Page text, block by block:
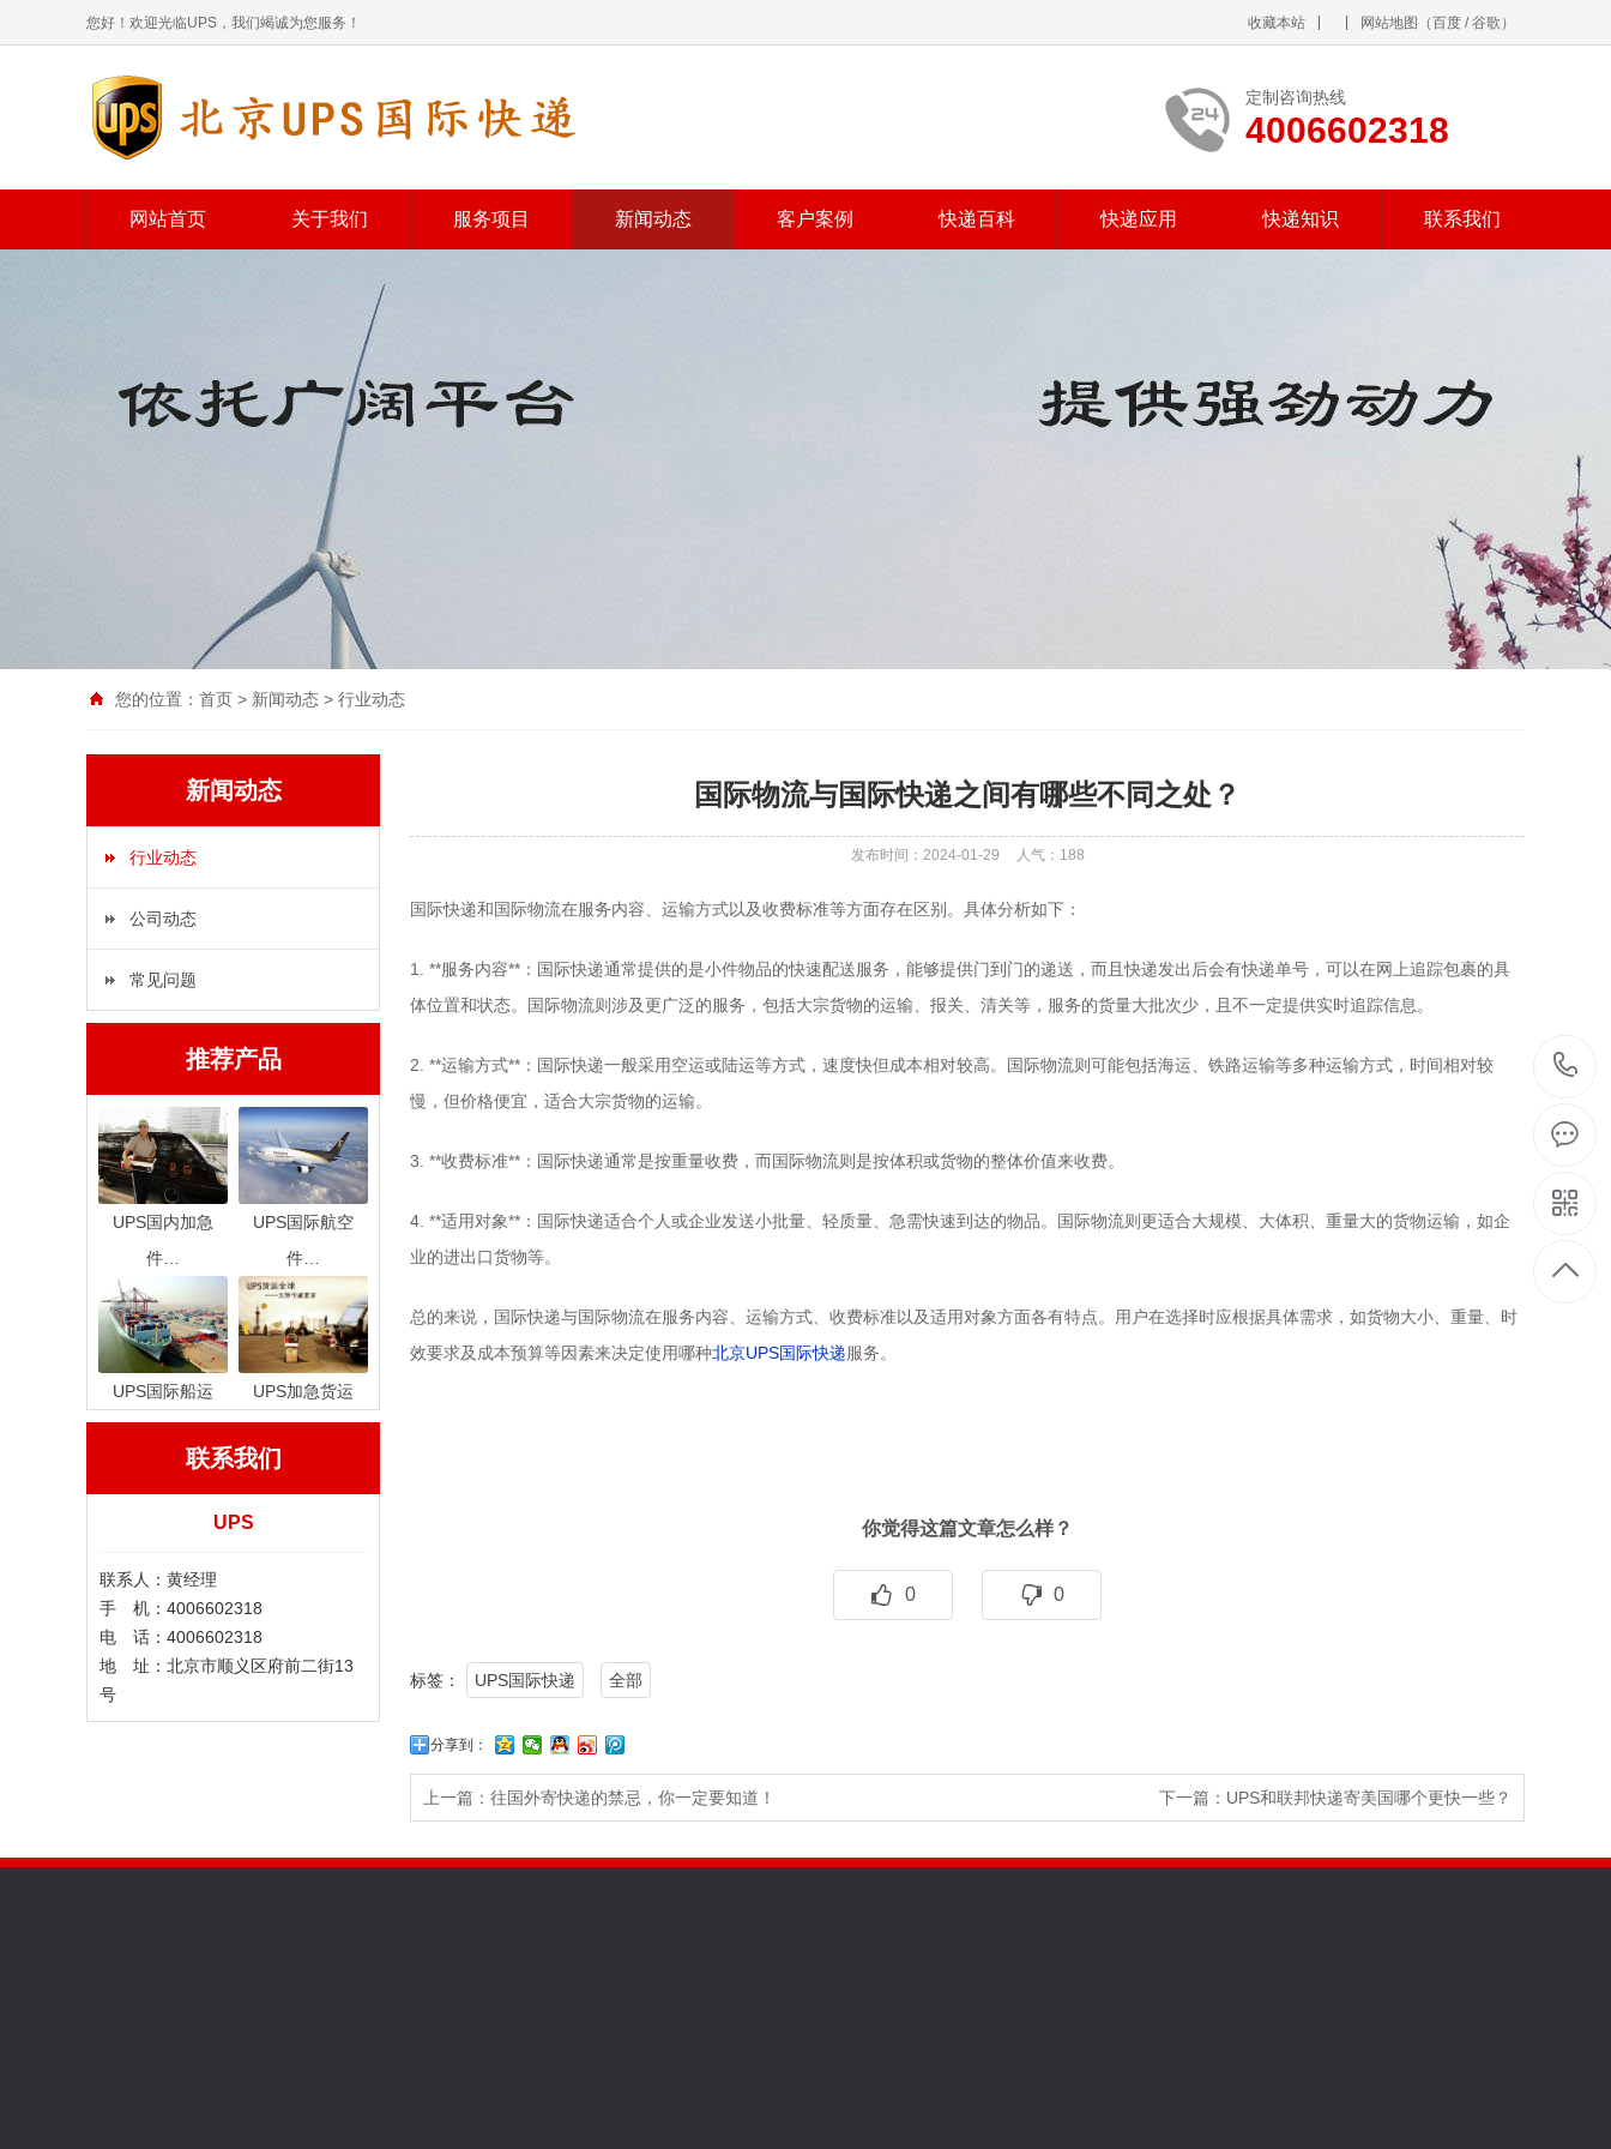
您好！欢迎光临UPS，我们竭诚为您服务！ 收藏本站 网站地图 （百度 /谷歌 ）
定制咨询热线
4006602318
网站首页 关于我们 服务项目 新闻动态 客户案例 快递百科 快递应用 快递知识 联系我们
您的位置： 首页 > 新闻动态 > 行业动态
新闻动态
行业动态
公司动态
常见问题
推荐产品
UPS国内加急
件…
UPS国际航空
件…
UPS国际船运 UPS加急货运
联系我们
UPS
联系人：黄经理
手 机：4006602318
电 话：4006602318
地 址：北京市顺义区府前二街13
号
国际物流与国际快递之间有哪些不同之处？
发布时间：2024-01-29 人气： 188
国际快递和国际物流在服务内容、运输方式以及收费标准等方面存在区别。具体分析如下：
1. **服务内容**：国际快递通常提供的是小件物品的快速配送服务，能够提供门到门的递送，而且快递发出后会有快递单号，可以在网上追踪包裹的具
体位置和状态。国际物流则涉及更广泛的服务，包括大宗货物的运输、报关、清关等，服务的货量大批次少，且不一定提供实时追踪信息。
2. **运输方式**：国际快递一般采用空运或陆运等方式，速度快但成本相对较高。国际物流则可能包括海运、铁路运输等多种运输方式，时间相对较
慢，但价格便宜，适合大宗货物的运输。
3. **收费标准**：国际快递通常是按重量收费，而国际物流则是按体积或货物的整体价值来收费。
4. **适用对象**：国际快递适合个人或企业发送小批量、轻质量、急需快速到达的物品。国际物流则更适合大规模、大体积、重量大的货物运输，如企
业的进出口货物等。
总的来说，国际快递与国际物流在服务内容、运输方式、收费标准以及适用对象方面各有特点。用户在选择时应根据具体需求，如货物大小、重量、时
效要求及成本预算等因素来决定使用哪种北京UPS国际快递服务。
你觉得这篇文章怎么样？
0 0
标签： UPS国际快递 全部
分享到：
上一篇： 往国外寄快递的禁忌，你一定要知道！ 下一篇： UPS和联邦快递寄美国哪个更快一些？